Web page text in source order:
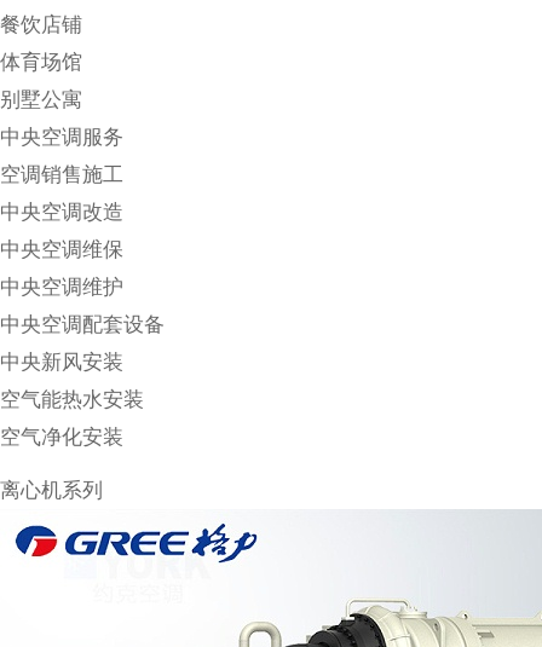
餐饮店铺
体育场馆
别墅公寓
中央空调服务
空调销售施工
中央空调改造
中央空调维保
中央空调维护
中央空调配套设备
中央新风安装
空气能热水安装
空气净化安装
离心机系列